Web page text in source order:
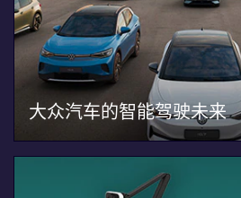
大众汽车的智能驾驶未来